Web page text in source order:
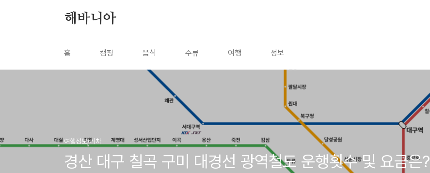
해바니아
홈 캠핑 음식 주류 여행 정보
여행정보/기차
경산 대구 칠곡 구미 대경선 광역철도 운행횟수 및 요금은?